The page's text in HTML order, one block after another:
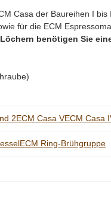
Casa der Baureihen I
für die ECM
benötigen Sie
2ECM Casa VECM Casa
ECM Ring-Brühgruppe